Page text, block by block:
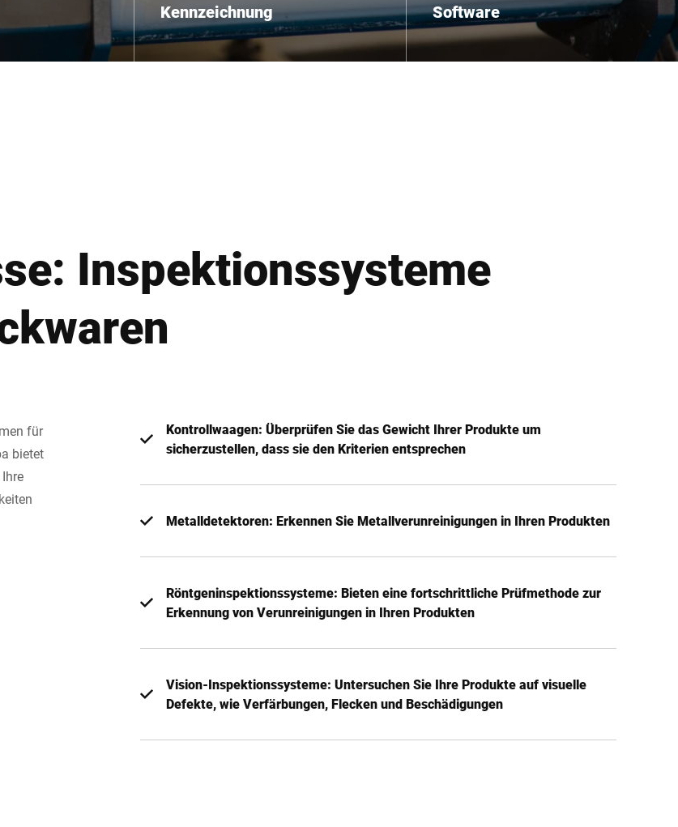
Kennzeichnung Software
Inspektionssysteme
für
bietet
Kontrollwaagen: Überprüfen Sie das Gewicht Ihrer Produkte um
sicherzustellen, dass sie den Kriterien entsprechen
Metalldetektoren: Erkennen Sie Metallverunreinigungen in Ihren Produkten
Röntgeninspektionssysteme: Bieten eine fortschrittliche Prüfmethode zur
Erkennung von Verunreinigungen in Ihren Produkten
Vision-Inspektionssysteme: Untersuchen Sie Ihre Produkte auf visuelle
Defekte, wie Verfärbungen, Flecken und Beschädigungen